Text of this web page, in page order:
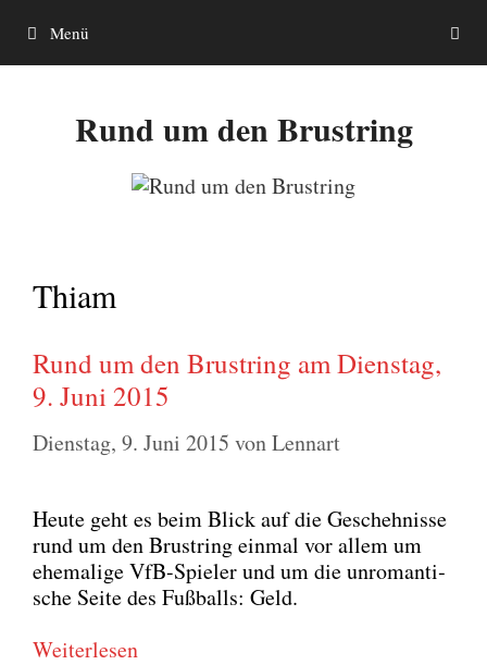
Inhalt
springen
Menü
Rund um den Brustring
Thiam
Rund um den Brustring am Dienstag,
9. Juni 2015
Dienstag, 9. Juni 2015 vonLennart
Heu­te geht es beim Blick auf die Gescheh­nis­se
rund um den Brust­ring ein­mal vor allem um
ehe­ma­li­ge VfB-Spie­ler und um die unro­man­ti­
sche Sei­te des Fuß­balls: Geld.
Wei­ter­le­sen